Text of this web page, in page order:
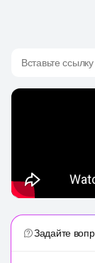
Вставьте
Задайте